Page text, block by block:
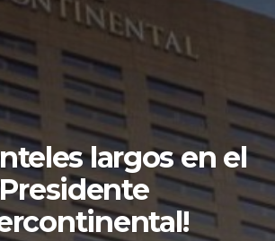
largos en el